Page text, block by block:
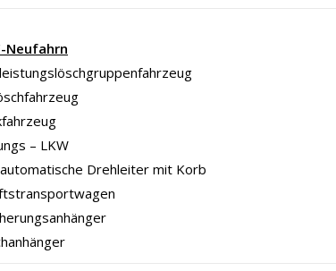
Neufahrn
– LKW
Drehleiter mit Korb